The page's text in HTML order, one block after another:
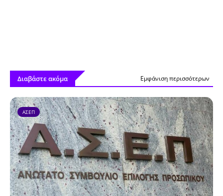
Διαβάστε ακόμα Εμφάνιση περισσότερων
ΑΣΕΠ